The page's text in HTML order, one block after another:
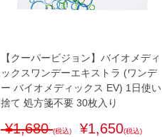
【クーパービジョン】バイオメディ
ックスワンデーエキストラ (ワンデ
ー バイオメディックス EV) 1日使い
捨て 処方箋不要 30枚入り
¥1,680(税込) ¥1,650(税込)